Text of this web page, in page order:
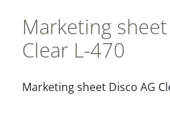
Marketing
Clear L-470
Marketing sheet Disco AG